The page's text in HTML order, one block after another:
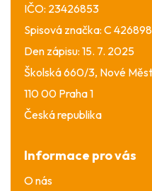
IČO: 23426853
Spisová značka: C
Den zápisu: 15. 7. 2025
Školská 660/3, Nové
110 00 Praha 1
Česká republika
Informace pro vás
O nás